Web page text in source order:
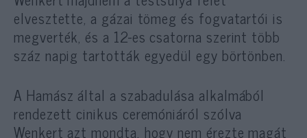
elvesztette, a gázai tömeg és fogvatartói is
megverték, és a 12-es csatorna szerint több
száz napig tartották egyedül egy börtönben.
A Hamász által a szabadulása alkalmából
rendezett cinikus ceremóniáról szólva
Wenkert azt mondta, hogy nem érezte magát